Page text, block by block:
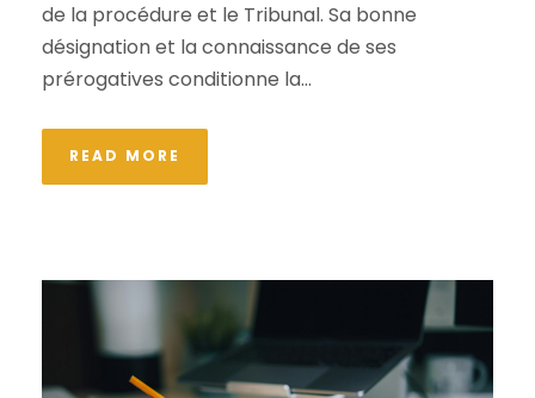
de la procédure et le Tribunal. Sa bonne
désignation et la connaissance de ses
prérogatives conditionne la...
READ MORE